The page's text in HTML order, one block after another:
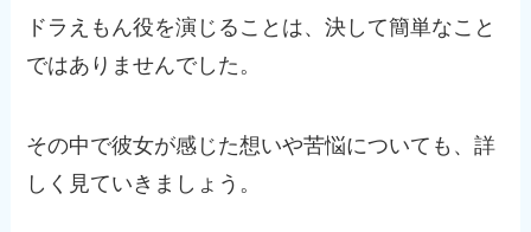
ドラえもん役を演じることは、決して簡単なこと
ではありませんでした。
その中で彼女が感じた想いや苦悩についても、詳
しく見ていきましょう。